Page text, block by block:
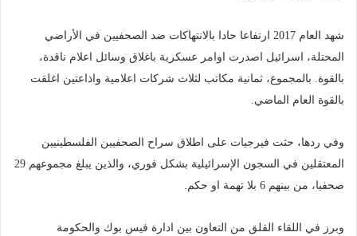
شهد العام 2017 ارتفاعا حادا بالانتهاكات ضد الصحفيين في الأراضي
المحتلة، اسرائيل اصدرت اوامر عسكرية باغلاق وسائل اعلام ناقدة،
بالقوة. بالمجموع، ثمانية مكاتب لثلاث شركات اعلامية واذاعتين اغلقت
بالقوة العام الماضي.
وفي ردها، حثت فيرجيات على اطلاق سراح الصحفيين الفلسطينيين
المعتقلين في السجون الإسرائيلية بشكل فوري، والذين يبلغ مجموعهم 29
صحفيا، من بينهم 6 بلا تهمة او حكم.
وبرز في اللقاء القلق من التعاون بين ادارة فيس بوك والحكومة